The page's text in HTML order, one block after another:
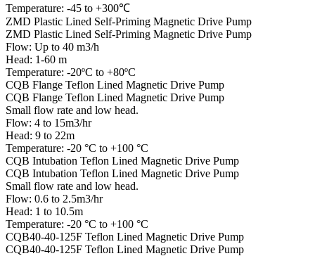
Temperature: -45 to +300℃
ZMD Plastic Lined Self-Priming Magnetic Drive Pump
ZMD Plastic Lined Self-Priming Magnetic Drive Pump
Flow: Up to 40 m3/h
Head: 1-60 m
Temperature: -20ºC to +80ºC
CQB Flange Teflon Lined Magnetic Drive Pump
CQB Flange Teflon Lined Magnetic Drive Pump
Small flow rate and low head.
Flow: 4 to 15m3/hr
Head: 9 to 22m
Temperature: -20 °C to +100 °C
CQB Intubation Teflon Lined Magnetic Drive Pump
CQB Intubation Teflon Lined Magnetic Drive Pump
Small flow rate and low head.
Flow: 0.6 to 2.5m3/hr
Head: 1 to 10.5m
Temperature: -20 °C to +100 °C
CQB40-40-125F Teflon Lined Magnetic Drive Pump
CQB40-40-125F Teflon Lined Magnetic Drive Pump